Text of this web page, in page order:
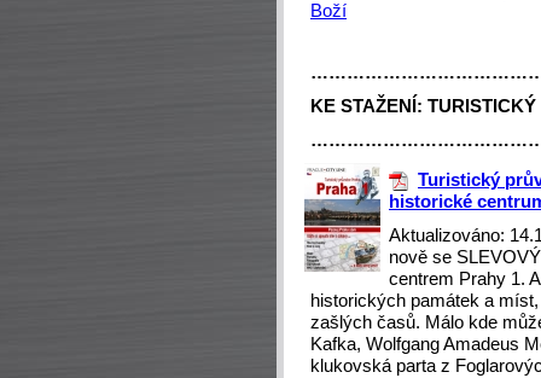
Boží
KE STAŽENÍ:
Turistický
historické
Aktualizováno:
nově se
centrem Prahy 1.
historických památek a
zašlých časů. Málo kde
Kafka, Wolfgang Amadeus
klukovská parta z